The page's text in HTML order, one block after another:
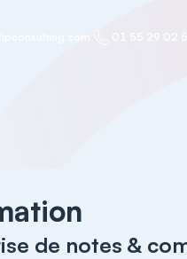
de notes &